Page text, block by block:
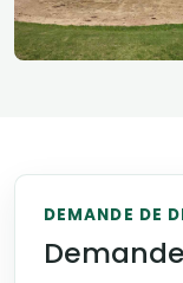
DEMANDE DE